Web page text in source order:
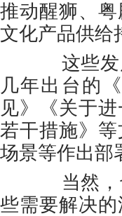
推动醒狮、
文化产品供给
这些发展
几年出台的
见》《关于
若干措施》
场景等作出部
当然，也
些需要解决